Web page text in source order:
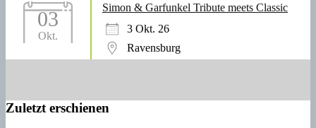
03
Okt.
Simon & Garfunkel Tribute meets Classic
3 Okt. 26
Ravensburg
Zuletzt erschienen